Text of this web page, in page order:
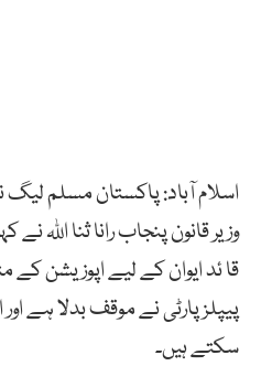
اسلام آباد: پاکستان مسلم لیگ
وزیر قانون پنجاب رانا ثنا اللہ
قا ئد ایوان کے لیے اپوزیشن
پیپلز پارٹی نے موقف بدلا ہے
سکتے ہیں۔